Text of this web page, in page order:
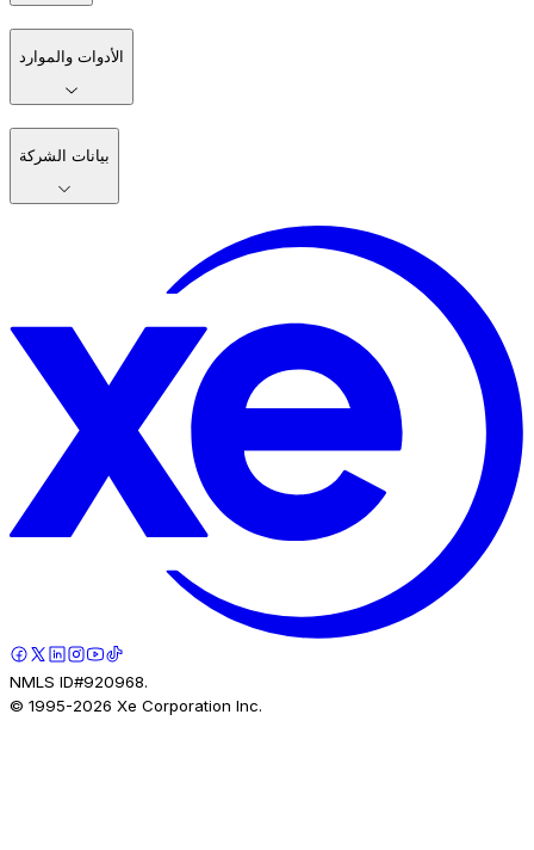
الأدوات والموارد
بيانات الشركة
NMLS ID#920968.
© 1995-2026 Xe Corporation Inc.